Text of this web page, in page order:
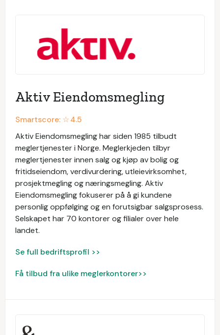
Aktiv Eiendomsmegling
Smartscore: ☆4.5
Aktiv Eiendomsmegling har siden 1985 tilbudt
meglertjenester i Norge. Meglerkjeden tilbyr
meglertjenester innen salg og kjøp av bolig og
fritidseiendom, verdivurdering, utleievirksomhet,
prosjektmegling og næringsmegling. Aktiv
Eiendomsmegling fokuserer på å gi kundene
personlig oppfølging og en forutsigbar salgsprosess.
Selskapet har 70 kontorer og filialer over hele
landet.
Se full bedriftsprofil >>
Få tilbud fra ulike meglerkontorer>>